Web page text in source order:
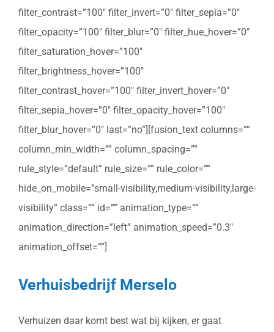
filter_contrast=”100″ filter_invert=”0″ filter_sepia=”0″
filter_opacity=”100″ filter_blur=”0″ filter_hue_hover=”0″
filter_saturation_hover=”100″
filter_brightness_hover=”100″
filter_contrast_hover=”100″ filter_invert_hover=”0″
filter_sepia_hover=”0″ filter_opacity_hover=”100″
filter_blur_hover=”0″ last=”no”][fusion_text columns=””
column_min_width=”” column_spacing=””
rule_style=”default” rule_size=”” rule_color=””
hide_on_mobile=”small-visibility,medium-visibility,large-
visibility” class=”” id=”” animation_type=””
animation_direction=”left” animation_speed=”0.3″
animation_offset=””]
Verhuisbedrijf Merselo
Verhuizen daar komt best wat bij kijken, er gaat